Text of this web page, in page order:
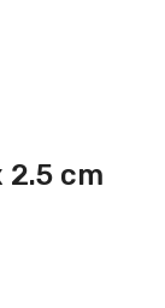
2.5 cm